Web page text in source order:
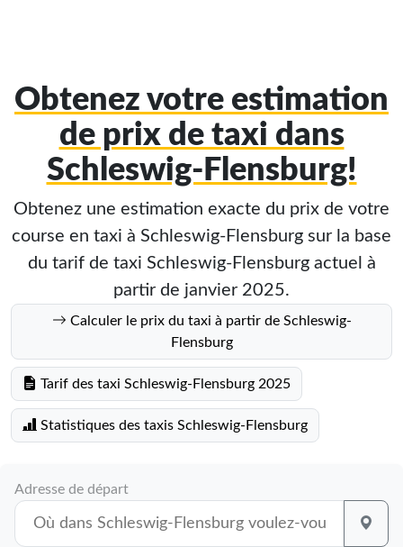
Obtenez votre estimation
de prix de taxi dans
Schleswig-Flensburg!
Obtenez une estimation exacte du prix de votre
course en taxi à Schleswig-Flensburg sur la base
du tarif de taxi Schleswig-Flensburg actuel à
partir de janvier 2025.
Calculer le prix du taxi à partir de Schleswig-
Flensburg
Tarif des taxi Schleswig-Flensburg 2025
Statistiques des taxis Schleswig-Flensburg
Adresse de départ